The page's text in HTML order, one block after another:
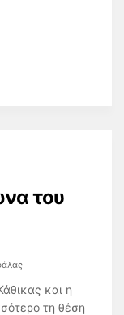
του
και η
τη θέση